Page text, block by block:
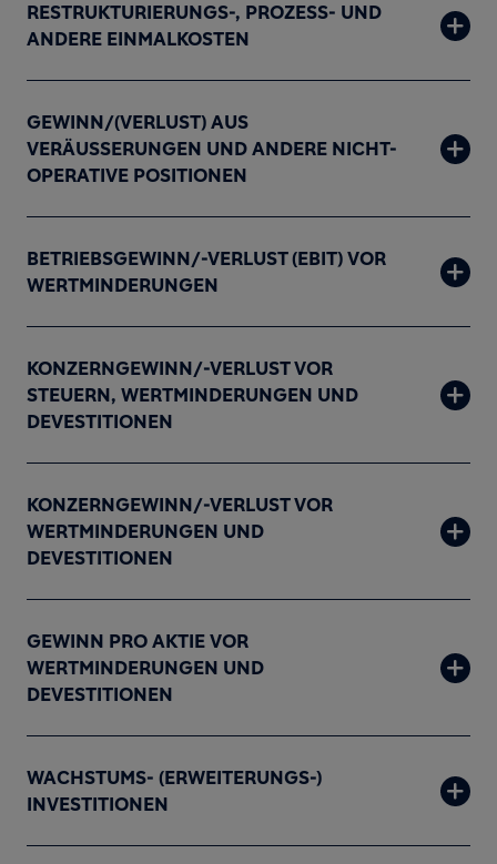
RESTRUKTURIERUNGS-, PROZESS- UND
ANDERE EINMALKOSTEN
GEWINN/(VERLUST) AUS
VERÄUSSERUNGEN UND ANDERE NICHT-
OPERATIVE POSITIONEN
BETRIEBSGEWINN/-VERLUST (EBIT) VOR
WERTMINDERUNGEN
KONZERNGEWINN/-VERLUST VOR
STEUERN, WERTMINDERUNGEN UND
DEVESTITIONEN
KONZERNGEWINN/-VERLUST VOR
WERTMINDERUNGEN UND
DEVESTITIONEN
GEWINN PRO AKTIE VOR
WERTMINDERUNGEN UND
DEVESTITIONEN
WACHSTUMS- (ERWEITERUNGS-)
INVESTITIONEN